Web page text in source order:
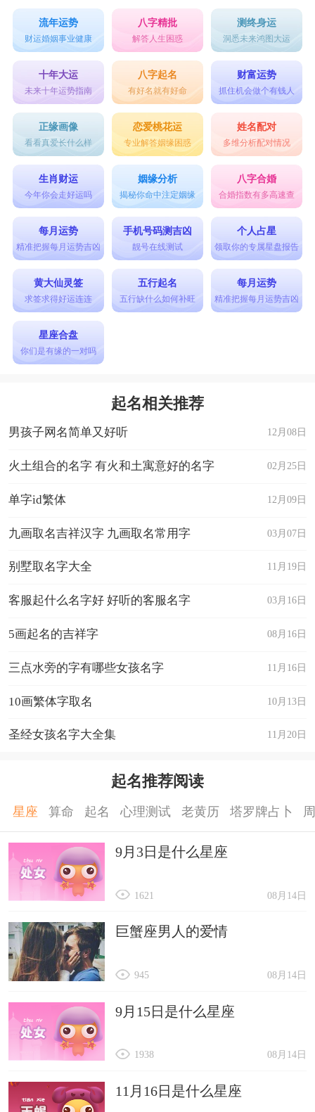
流年运势
财运婚姻事业健康
八字精批
解答人生困惑
测终身运
洞悉未来鸿图大运
十年大运
未来十年运势指南
八字起名
有好名就有好命
财富运势
抓住机会做个有钱人
正缘画像
看看真爱长什么样
恋爱桃花运
专业解答姻缘困惑
姓名配对
多维分析配对情况
生肖财运
今年你会走好运吗
姻缘分析
揭秘你命中注定姻缘
八字合婚
合婚指数有多高速查
每月运势
精准把握每月运势吉凶
手机号码测吉凶
靓号在线测试
个人占星
领取你的专属星盘报告
黄大仙灵签
求签求得好运连连
五行起名
五行缺什么如何补旺
每月运势
精准把握每月运势吉凶
星座合盘
你们是有缘的一对吗
起名相关推荐
12月08日
男孩子网名简单又好听
02月25日
火土组合的名字 有火和土寓意好的名字
12月09日
单字id繁体
03月07日
九画取名吉祥汉字 九画取名常用字
11月19日
别墅取名字大全
03月16日
客服起什么名字好 好听的客服名字
08月16日
5画起名的吉祥字
11月16日
三点水旁的字有哪些女孩名字
10月13日
10画繁体字取名
11月20日
圣经女孩名字大全集
起名推荐阅读
星座 算命 起名 心理测试 老黄历 塔罗牌占卜
9月3日是什么星座
08月14日
1621
巨蟹座男人的爱情
08月14日
945
9月15日是什么星座
08月14日
1938
11月16日是什么星座